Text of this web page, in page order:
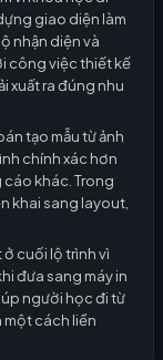
giao diện làm
nhận diện và
công việc thiết kế
xuất ra đúng nhu
tạo mẫu từ ảnh
chính xác hơn
cáo khác. Trong
khai sang layout,
ở cuối lộ trình vì
đưa sang máy in
người học đi từ
một cách liền